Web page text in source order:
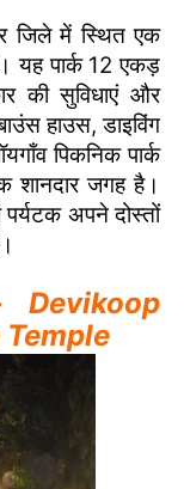
जिले में स्थित एक
यह पार्क 12 एकड़
की सुविधाएं और
हाउस, डाइविंग
पिकनिक पार्क
शानदार जगह है।
अपने दोस्तों
Devikoop